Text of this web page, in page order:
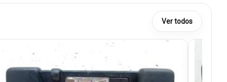
Ver todos